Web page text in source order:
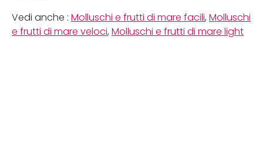
Vedi anche : Molluschi e frutti di mare facili, Molluschi
e frutti di mare veloci, Molluschi e frutti di mare light